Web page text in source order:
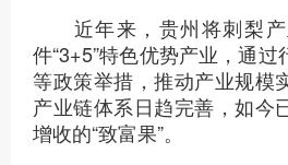
近年来，贵州将刺梨产
件“3+5”特色优势产业，通
等政策举措，推动产业规模
产业链体系日趋完善，如今
增收的“致富果”。